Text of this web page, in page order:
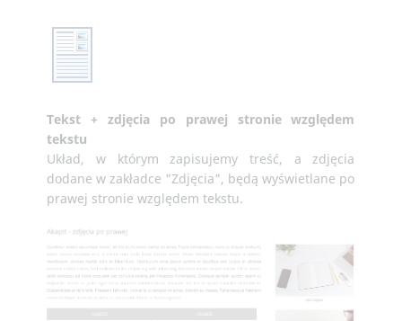
Tekst + zdjęcia po prawej stronie względem
tekstu
Układ, w którym zapisujemy treść, a zdjęcia
dodane w zakładce "Zdjęcia", będą wyświetlane po
prawej stronie względem tekstu.